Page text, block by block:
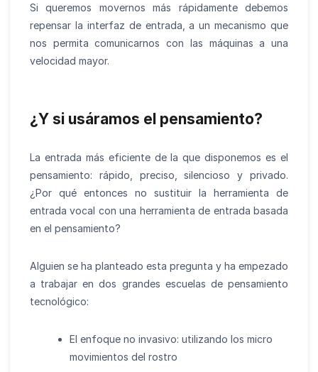
Si queremos movernos más rápidamente debemos
repensar la interfaz de entrada, a un mecanismo que
nos permita comunicarnos con las máquinas a una
velocidad mayor.
¿Y si usáramos el pensamiento?
La entrada más eficiente de la que disponemos es el
pensamiento: rápido, preciso, silencioso y privado.
¿Por qué entonces no sustituir la herramienta de
entrada vocal con una herramienta de entrada basada
en el pensamiento?
Alguien se ha planteado esta pregunta y ha empezado
a trabajar en dos grandes escuelas de pensamiento
tecnológico:
El enfoque no invasivo: utilizando los micro
movimientos del rostro